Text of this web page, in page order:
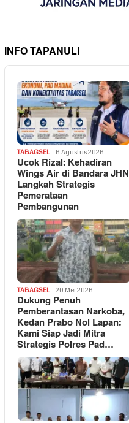
INFO TAPANULI
TABAGSEL 6 Agustus 2026
Ucok Rizal: Kehadiran
Wings Air di Bandara JHN
Langkah Strategis
Pemerataan
Pembangunan
TABAGSEL 20 Mei 2026
Dukung Penuh
Pemberantasan Narkoba,
Kedan Prabo Nol Lapan:
Kami Siap Jadi Mitra
Strategis Polres Pad…